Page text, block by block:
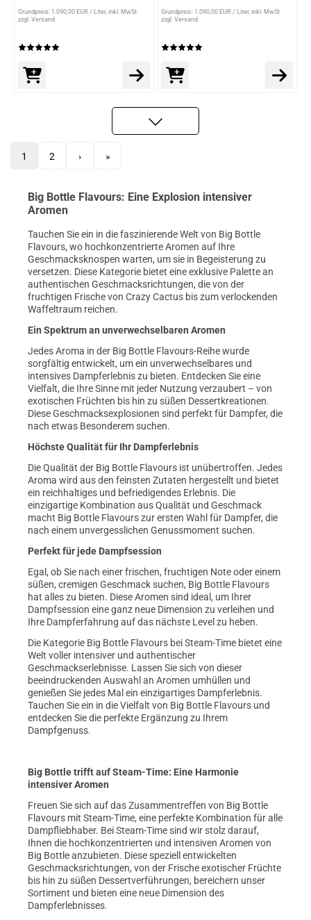
Grundpreis: 1.090,00 EUR / Liter inkl. MwSt.
zzgl. Versand
Grundpreis: 1.090,00 EUR / Liter inkl. MwSt.
zzgl. Versand
1 2 › »
Big Bottle Flavours: Eine Explosion intensiver
Aromen
Tauchen Sie ein in die faszinierende Welt von Big Bottle
Flavours, wo hochkonzentrierte Aromen auf Ihre
Geschmacksknospen warten, um sie in Begeisterung zu
versetzen. Diese Kategorie bietet eine exklusive Palette an
authentischen Geschmacksrichtungen, die von der
fruchtigen Frische von Crazy Cactus bis zum verlockenden
Waffeltraum reichen.
Ein Spektrum an unverwechselbaren Aromen
Jedes Aroma in der Big Bottle Flavours-Reihe wurde
sorgfältig entwickelt, um ein unverwechselbares und
intensives Dampferlebnis zu bieten. Entdecken Sie eine
Vielfalt, die Ihre Sinne mit jeder Nutzung verzaubert – von
exotischen Früchten bis hin zu süßen Dessertkreationen.
Diese Geschmacksexplosionen sind perfekt für Dampfer, die
nach etwas Besonderem suchen.
Höchste Qualität für Ihr Dampferlebnis
Die Qualität der Big Bottle Flavours ist unübertroffen. Jedes
Aroma wird aus den feinsten Zutaten hergestellt und bietet
ein reichhaltiges und befriedigendes Erlebnis. Die
einzigartige Kombination aus Qualität und Geschmack
macht Big Bottle Flavours zur ersten Wahl für Dampfer, die
nach einem unvergesslichen Genussmoment suchen.
Perfekt für jede Dampfsession
Egal, ob Sie nach einer frischen, fruchtigen Note oder einem
süßen, cremigen Geschmack suchen, Big Bottle Flavours
hat alles zu bieten. Diese Aromen sind ideal, um Ihrer
Dampfsession eine ganz neue Dimension zu verleihen und
Ihre Dampferfahrung auf das nächste Level zu heben.
Die Kategorie Big Bottle Flavours bei Steam-Time bietet eine
Welt voller intensiver und authentischer
Geschmackserlebnisse. Lassen Sie sich von dieser
beeindruckenden Auswahl an Aromen umhüllen und
genießen Sie jedes Mal ein einzigartiges Dampferlebnis.
Tauchen Sie ein in die Vielfalt von Big Bottle Flavours und
entdecken Sie die perfekte Ergänzung zu Ihrem
Dampfgenuss.
Big Bottle trifft auf Steam-Time: Eine Harmonie
intensiver Aromen
Freuen Sie sich auf das Zusammentreffen von Big Bottle
Flavours mit Steam-Time, eine perfekte Kombination für alle
Dampfliebhaber. Bei Steam-Time sind wir stolz darauf,
Ihnen die hochkonzentrierten und intensiven Aromen von
Big Bottle anzubieten. Diese speziell entwickelten
Geschmacksrichtungen, von der Frische exotischer Früchte
bis hin zu süßen Dessertverführungen, bereichern unser
Sortiment und bieten eine neue Dimension des
Dampferlebnisses.